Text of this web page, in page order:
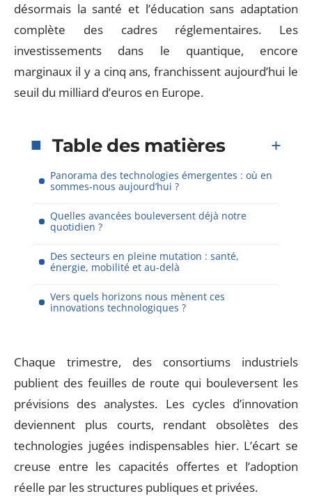
désormais la santé et l’éducation sans adaptation
complète des cadres réglementaires. Les
investissements dans le quantique, encore
marginaux il y a cinq ans, franchissent aujourd’hui le
seuil du milliard d’euros en Europe.
Table des matières
Panorama des technologies émergentes : où en
sommes-nous aujourd’hui ?
Quelles avancées bouleversent déjà notre
quotidien ?
Des secteurs en pleine mutation : santé,
énergie, mobilité et au-delà
Vers quels horizons nous mènent ces
innovations technologiques ?
Chaque trimestre, des consortiums industriels
publient des feuilles de route qui bouleversent les
prévisions des analystes. Les cycles d’innovation
deviennent plus courts, rendant obsolètes des
technologies jugées indispensables hier. L’écart se
creuse entre les capacités offertes et l’adoption
réelle par les structures publiques et privées.